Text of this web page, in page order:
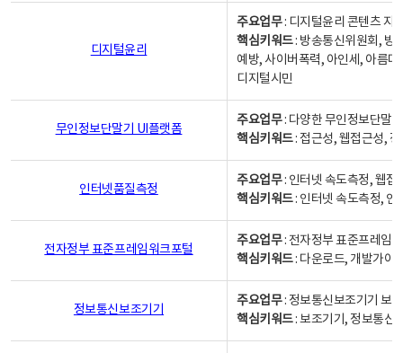
디지털윤리
주요업무: 디지털윤리 콘텐츠 지
핵심키워드: 방송통신위원회, 방
예방, 사이버폭력, 아인세, 아름
디지털시민
무인정보단말기 UI플랫폼
주요업무: 다양한 무인정보단말
핵심키워드: 접근성, 웹접근성,
인터넷품질측정
주요업무: 인터넷 속도측정, 웹접
핵심키워드: 인터넷 속도측정, 인
전자정부 표준프레임워크포털
주요업무: 전자정부 표준프레임
핵심키워드: 다운로드, 개발가이
정보통신보조기기
주요업무: 정보통신보조기기 보
핵심키워드: 보조기기, 정보통신